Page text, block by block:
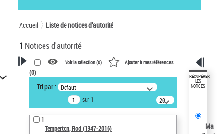
Accueil Liste de notices d’autorité
1 Notices d'autorité
VOTRE RECHERCHE
Recherche avancée dans les
notices d’autorité
Œuvres liées à l'auteur :
Temperton, Rod (1947-2016)
Voir la sélection (0) Ajouter à mes références
(0)
Tri par : Défaut
sur 1
20
résultats/page
1
Temperton, Rod (1947-2016)
RÉCUPÉRER
LES
NOTICES
Ma